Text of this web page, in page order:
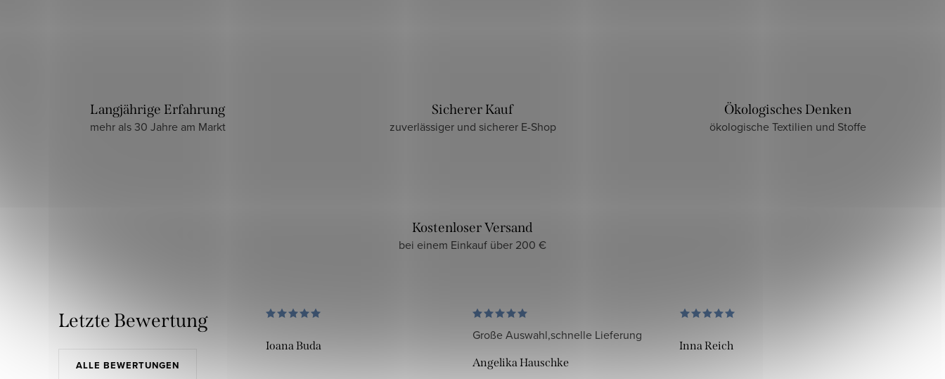
Langjährige Erfahrung
mehr als 30 Jahre am Markt
Sicherer Kauf
zuverlässiger und sicherer E-Shop
Ökologisches Denken
ökologische Textilien und Stoffe
Kostenloser Versand
bei einem Einkauf über 200 €
Letzte Bewertung
ALLE BEWERTUNGEN
Ioana Buda
Große Auswahl,schnelle Lieferung
Angelika Hauschke
Inna Reich